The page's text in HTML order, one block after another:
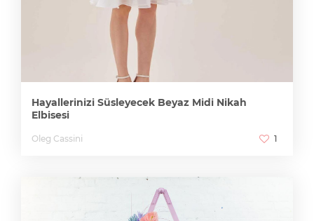
Hayallerinizi Süsleyecek Beyaz Midi Nikah
Elbisesi
Oleg Cassini 1